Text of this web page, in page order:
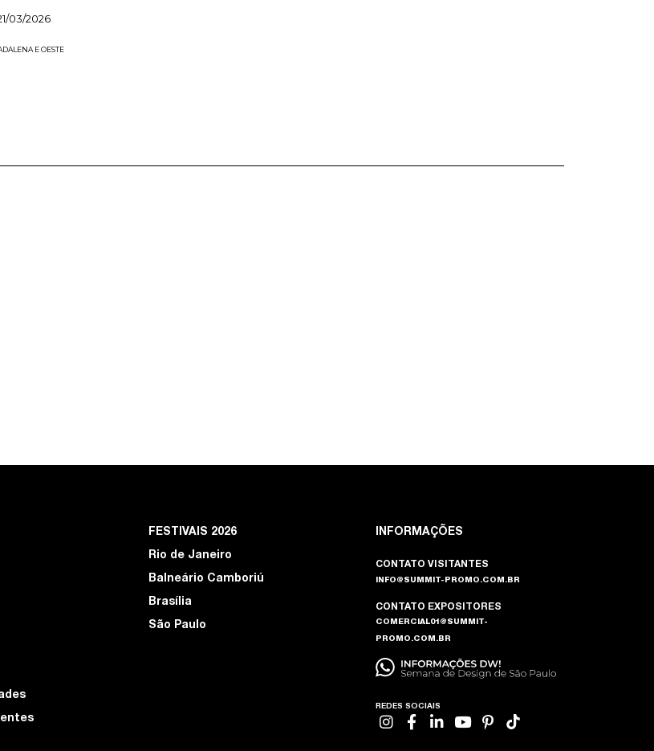
03/2026
E OESTE
FESTIVAIS 2026
Rio de Janeiro
Balneário Camboriú
Brasília
São Paulo
INFORMAÇÕES
CONTATO VISITANTES
INFO@SUMMIT-PROMO.COM.BR
CONTATO EXPOSITORES
COMERCIAL01@SUMMIT-
PROMO.COM.BR
REDES SOCIAIS